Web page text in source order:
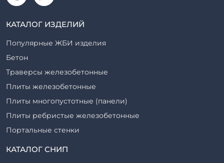
КАТАЛОГ ИЗДЕЛИЙ
Популярные ЖБИ изделия
Бетон
Траверсы железобетонные
Плиты железобетонные
Плиты многопустотные (панели)
Плиты ребристые железобетонные
Портальные стенки
Прогоны железобетонные
КАТАЛОГ СНИП